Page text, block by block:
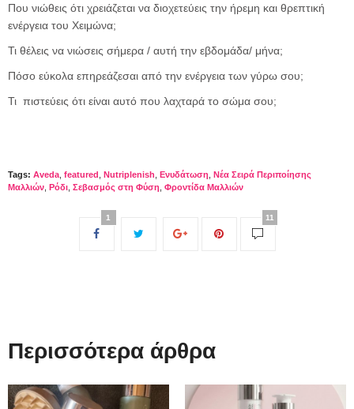
Που νιώθεις ότι χρειάζεται να διοχετεύεις την ήρεμη και θρεπτική
ενέργεια του Χειμώνα;
Τι θέλεις να νιώσεις σήμερα / αυτή την εβδομάδα/ μήνα;
Πόσο εύκολα επηρεάζεσαι από την ενέργεια των γύρω σου;
Τι πιστεύεις ότι είναι αυτό που λαχταρά το σώμα σου;
Tags: Aveda featured Nutriplenish Ενυδάτωση Νέα Σειρά Περιποίησης
Μαλλιών Ρόδι Σεβασμός στη Φύση Φροντίδα Μαλλιών
1 11
Περισσότερα άρθρα